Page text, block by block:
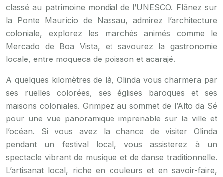
classé au patrimoine mondial de l’UNESCO. Flânez sur
la Ponte Maurício de Nassau, admirez l’architecture
coloniale, explorez les marchés animés comme le
Mercado de Boa Vista, et savourez la gastronomie
locale, entre moqueca de poisson et acarajé.
A quelques kilomètres de là, Olinda vous charmera par
ses ruelles colorées, ses églises baroques et ses
maisons coloniales. Grimpez au sommet de l’Alto da Sé
pour une vue panoramique imprenable sur la ville et
l’océan. Si vous avez la chance de visiter Olinda
pendant un festival local, vous assisterez à un
spectacle vibrant de musique et de danse traditionnelle.
L’artisanat local, riche en couleurs et en savoir-faire,